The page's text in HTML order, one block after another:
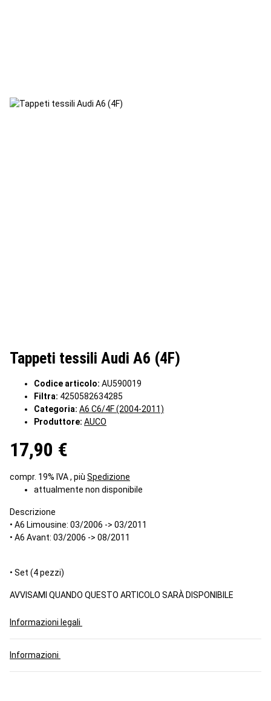
Tappeti tessili Audi A6 (4F)
Codice articolo: AU590019
Filtra: 4250582634285
Categoria: A6 C6/4F (2004-2011)
Produttore: AUCO
17,90 €
compr. 19% IVA , più Spedizione
attualmente non disponibile
Descrizione
• A6 Limousine: 03/2006 -> 03/2011
• A6 Avant: 03/2006 -> 08/2011
• Set (4 pezzi)
AVVISAMI QUANDO QUESTO ARTICOLO SARÀ DISPONIBILE
Informazioni legali
Informazioni